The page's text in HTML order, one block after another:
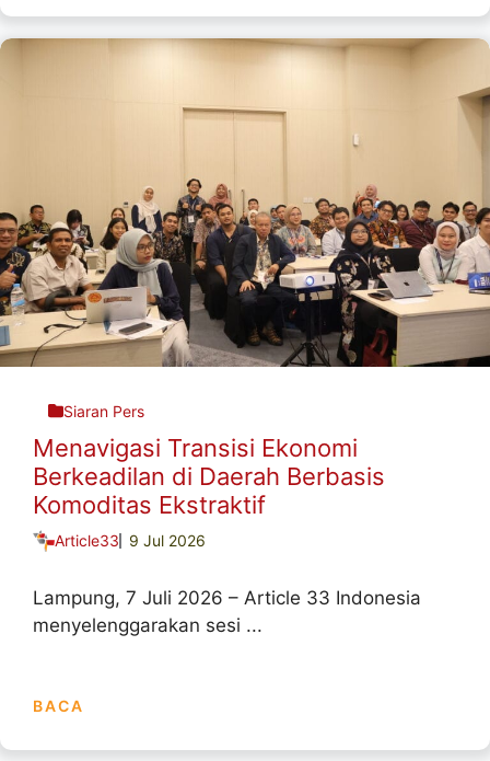
Siaran Pers
Menavigasi Transisi Ekonomi
Berkeadilan di Daerah Berbasis
Komoditas Ekstraktif
Article33 9 Jul 2026
Lampung, 7 Juli 2026 – Article 33 Indonesia
menyelenggarakan sesi ...
BACA